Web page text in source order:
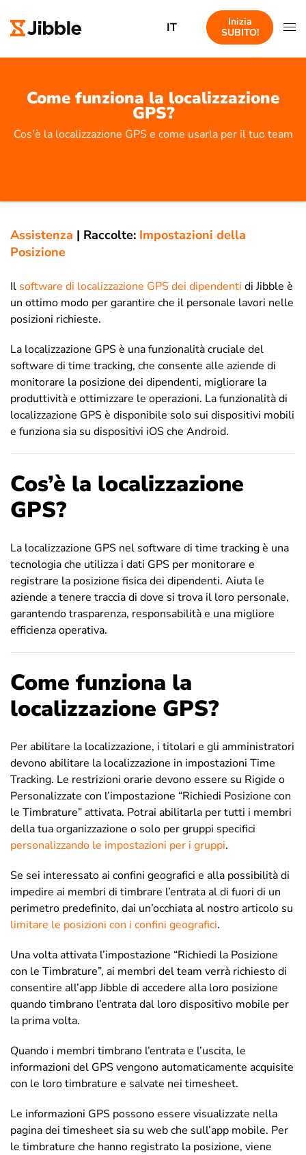
IT
Inizia
SUBITO!
Come funziona la localizzazione
GPS?
Cos'è la localizzazione GPS e come usarla per il tuo team
Assistenza | Raccolte: Impostazioni della
Posizione
Il software di localizzazione GPS dei dipendenti di Jibble è
un ottimo modo per garantire che il personale lavori nelle
posizioni richieste.
La localizzazione GPS è una funzionalità cruciale del
software di time tracking, che consente alle aziende di
monitorare la posizione dei dipendenti, migliorare la
produttività e ottimizzare le operazioni. La funzionalità di
localizzazione GPS è disponibile solo sui dispositivi mobili
e funziona sia su dispositivi iOS che Android.
Cos’è la localizzazione
GPS?
La localizzazione GPS nel software di time tracking è una
tecnologia che utilizza i dati GPS per monitorare e
registrare la posizione fisica dei dipendenti. Aiuta le
aziende a tenere traccia di dove si trova il loro personale,
garantendo trasparenza, responsabilità e una migliore
efficienza operativa.
Come funziona la
localizzazione GPS?
Per abilitare la localizzazione, i titolari e gli amministratori
devono abilitare la localizzazione in impostazioni Time
Tracking. Le restrizioni orarie devono essere su Rigide o
Personalizzate con l’impostazione “Richiedi Posizione con
le Timbrature” attivata. Potrai abilitarla per tutti i membri
della tua organizzazione o solo per gruppi specifici
personalizzando le impostazioni per i gruppi.
Se sei interessato ai confini geografici e alla possibilità di
impedire ai membri di timbrare l’entrata al di fuori di un
perimetro predefinito, dai un’occhiata al nostro articolo su
limitare le posizioni con i confini geografici.
Una volta attivata l’impostazione “Richiedi la Posizione
con le Timbrature”, ai membri del team verrà richiesto di
consentire all’app Jibble di accedere alla loro posizione
quando timbrano l’entrata dal loro dispositivo mobile per
la prima volta.
Quando i membri timbrano l’entrata e l’uscita, le
informazioni del GPS vengono automaticamente acquisite
con le loro timbrature e salvate nei timesheet.
Le informazioni GPS possono essere visualizzate nella
pagina dei timesheet sia su web che sull’app mobile. Per
le timbrature che hanno registrato la posizione, viene